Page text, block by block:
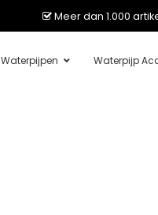
Meer dan 1.000
Waterpijpen Waterpijp